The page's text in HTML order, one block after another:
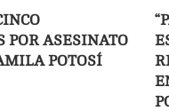
POR ASESINATO
POTOSÍ